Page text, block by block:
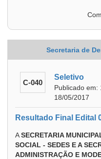
Secretaria de
C-040
Seletivo
Publicado em:
18/05/2017
Resultado Final Edital
ASECRETARIA
SOCIAL - SEDES E A
ADMINISTRAÇÃO E